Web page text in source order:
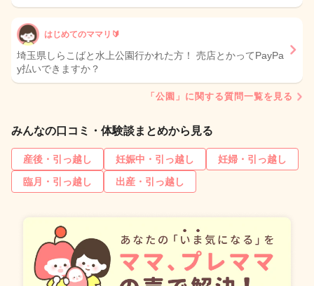
はじめてのママリ🔰
埼玉県しらこばと水上公園行かれた方！ 売店とかってPayPa
y払いできますか？
「公園」に関する質問一覧を見る
みんなの口コミ・体験談まとめから見る
産後・引っ越し 妊娠中・引っ越し
妊婦・引っ越し
臨月・引っ越し
出産・引っ越し